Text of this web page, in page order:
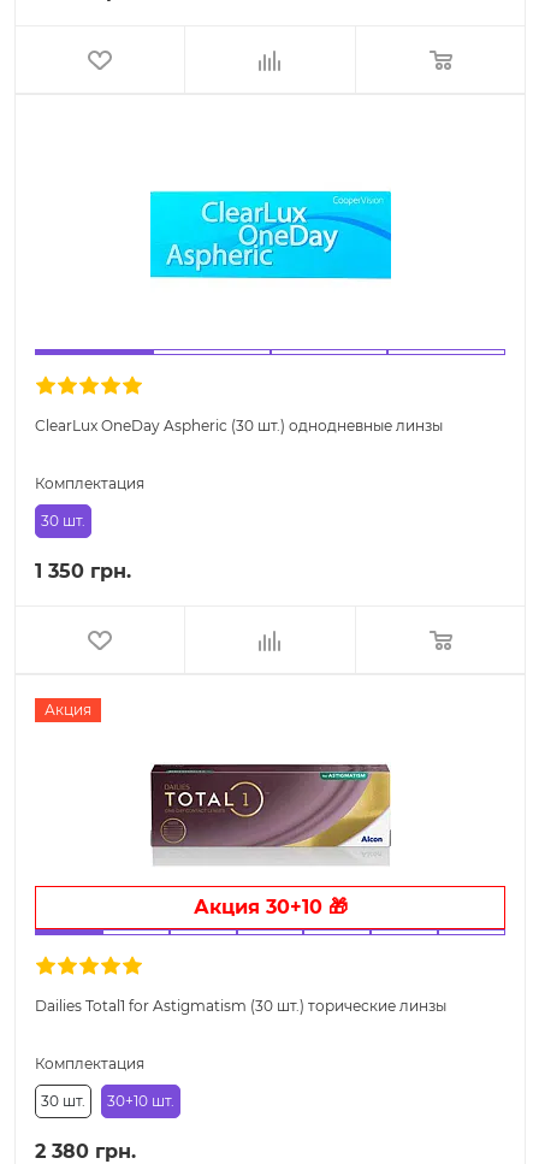
ClearLux OneDay Aspheric (30 шт.) однодневные линзы
Комплектация
30 шт.
1 350 грн.
Акция
Акция 30+10 🎁
Dailies Total1 for Astigmatism (30 шт.) торические линзы
Комплектация
30 шт. 30+10 шт.
2 380 грн.